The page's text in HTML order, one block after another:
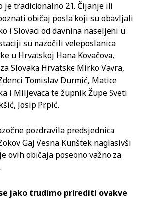
je tradicionalno 21. Čijanje ili
običaj posla koji su obavljali
i Slovaci od davnina naseljeni u
su nazočili veleposlanica
u Hrvatskoj Hana Kovačova,
Slovaka Hrvatske Mirko Vavra,
Tomislav Durmić, Matice
i Miljevaca te župnik Župe Sveti
Josip Prpić.
pozdravila predsjednica
Gaj Vesna Kunštek naglasivši
ovih običaja posebno važno za
jako trudimo prirediti ovakve